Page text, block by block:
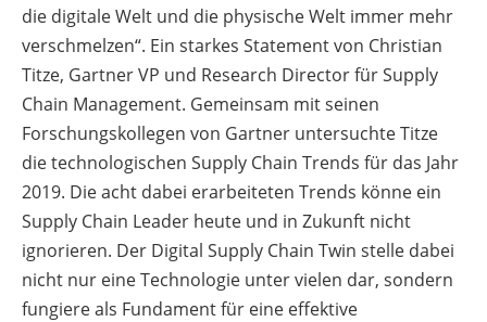
die digitale Welt und die physische Welt immer mehr
verschmelzen“. Ein starkes Statement von Christian
Titze, Gartner VP und Research Director für Supply
Chain Management. Gemeinsam mit seinen
Forschungskollegen von Gartner untersuchte Titze
die technologischen Supply Chain Trends für das Jahr
2019. Die acht dabei erarbeiteten Trends könne ein
Supply Chain Leader heute und in Zukunft nicht
ignorieren. Der Digital Supply Chain Twin stelle dabei
nicht nur eine Technologie unter vielen dar, sondern
fungiere als Fundament für eine effektive